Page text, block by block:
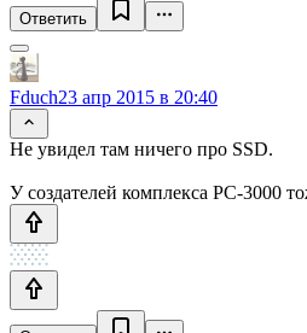
Ответить
Fduch23 апр 2015 в 20:40
Не увидел там ничего про SSD.
У создателей комплекса PC-3000